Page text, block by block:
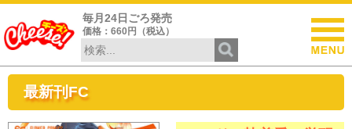
毎月24日ごろ発売
価格：660円（税込）
最新刊FC